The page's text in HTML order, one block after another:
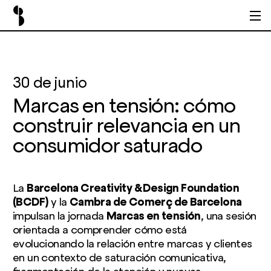
30 de junio
Marcas en tensión: cómo
construir relevancia en un
consumidor saturado
La Barcelona Creativity & Design Foundation
(BCDF)y la Cambra de Comerç de Barcelona
impulsan la jornada Marcas en tensión, una sesión
orientada a comprender cómo está
evolucionando la relación entre marcas y clientes
en un contexto de saturación comunicativa,